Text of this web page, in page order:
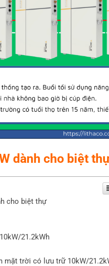
dành cho biệt th
cho biệt thự
21.2kWh
mặt trời có lưu trữ 10kW/